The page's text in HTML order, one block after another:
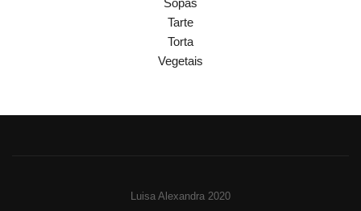
Sopas
Tarte
Torta
Vegetais
Luisa Alexandra 2020